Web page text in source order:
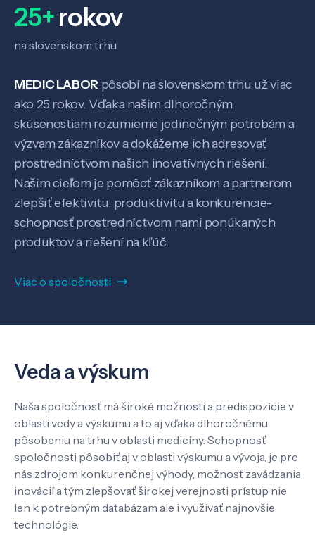
Veda a výskum
Pôsobenie
Know-how
O nás
Kontakt
SK EN
25+rokov
na slovenskom trhu
MEDIC LABOR pôsobí na slovenskom trhu už viac
ako 25 rokov. Vďaka našim dlhoročným
skúsenostiam rozumieme jedinečným potrebám a
výzvam zákazníkov a dokážeme ich adresovať
prostredníctvom našich inovatívnych riešení.
Našim cieľom je pomôcť zákazníkom a partnerom
zlepšiť efektivitu, produktivitu a konkurencie-
schopnosť prostredníctvom nami ponúkaných
produktov a riešení na kľúč.
Viac o spoločnosti
Veda a výskum
Naša spoločnosť má široké možnosti a predispozície v
oblasti vedy a výskumu a to aj vďaka dlhoročnému
pôsobeniu na trhu v oblasti medicíny. Schopnosť
spoločnosti pôsobiť aj v oblasti výskumu a vývoja, je pre
nás zdrojom konkurenčnej výhody, možnosť zavádzania
inovácií a tým zlepšovať širokej verejnosti prístup nie
len k potrebným databázam ale i využívať najnovšie
technológie.